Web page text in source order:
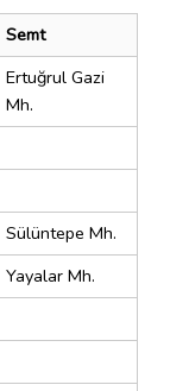
Semt
Ertuğrul Gazi
Mh.
Sülüntepe Mh.
Yayalar Mh.